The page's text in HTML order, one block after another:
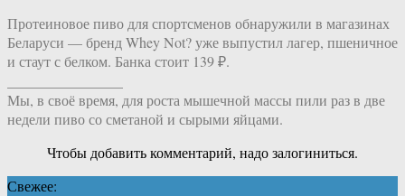
Протеиновое пиво для спортсменов обнаружили в магазинах
Беларуси — бренд Whey Not? уже выпустил лагер, пшеничное
и стаут с белком. Банка стоит 139 ₽.
Мы, в своё время, для роста мышечной массы пили раз в две
недели пиво со сметаной и сырыми яйцами.
Чтобы добавить комментарий, надо залогиниться.
Свежее: